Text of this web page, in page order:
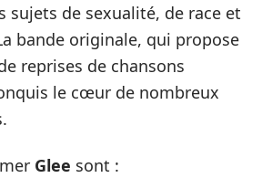
sujets de sexualité, de race et
bande originale, qui propose
reprises de chansons
le cœur de nombreux
Glee sont :